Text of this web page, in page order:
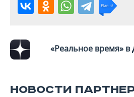
«Реальное время» в
НОВОСТИ